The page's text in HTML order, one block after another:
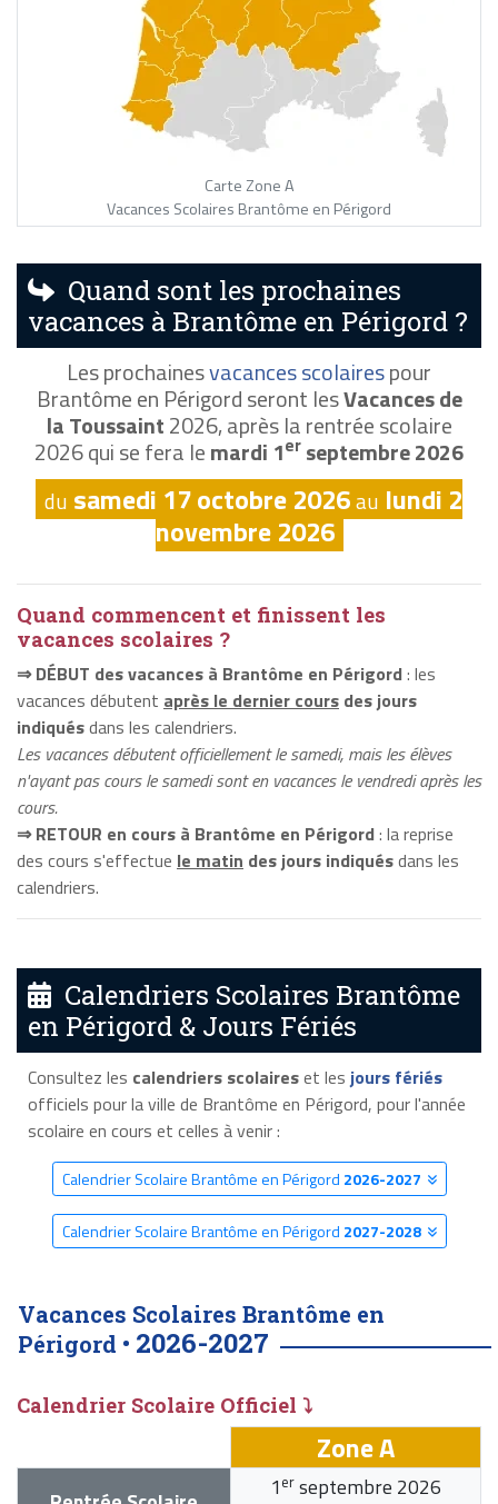
Carte Zone A
Vacances Scolaires Brantôme en Périgord
Quand sont les prochaines
vacances à Brantôme en Périgord ?
Les prochainesvacances scolairespour
Brantôme en Périgord seront lesVacances de
la Toussaint2026, après la rentrée scolaire
2026 qui se fera lemardi 1er septembre 2026
du samedi 17 octobre 2026au lundi 2
novembre 2026
Quand commencent et finissent les
vacances scolaires ?
⇒ DÉBUT des vacances à Brantôme en Périgord: les
vacances débutent après le dernier cours des jours
indiquésdans les calendriers.
Les vacances débutent officiellement le samedi, mais les élèves
n'ayant pas cours le samedi sont en vacances le vendredi après les
cours.
⇒ RETOUR en cours à Brantôme en Périgord: la reprise
des cours s'effectue le matin des jours indiquésdans les
calendriers.
Calendriers Scolaires Brantôme
en Périgord & Jours Fériés
Consultez les calendriers scolaireset les jours fériés
officiels pour la ville de Brantôme en Périgord, pour l'année
scolaire en cours et celles à venir :
Calendrier Scolaire Brantôme en Périgord 2026-2027
Calendrier Scolaire Brantôme en Périgord 2027-2028
Vacances Scolaires Brantôme en
Périgord • 2026-2027
Calendrier Scolaire Officiel ⤵
Zone A
1 er septembre 2026